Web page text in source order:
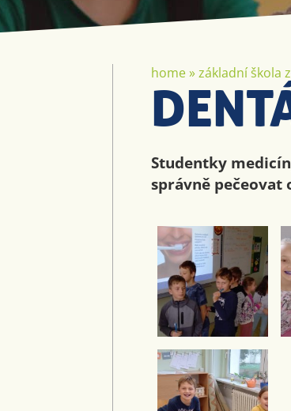
home»základní škola
Studentky
správně pečeovat